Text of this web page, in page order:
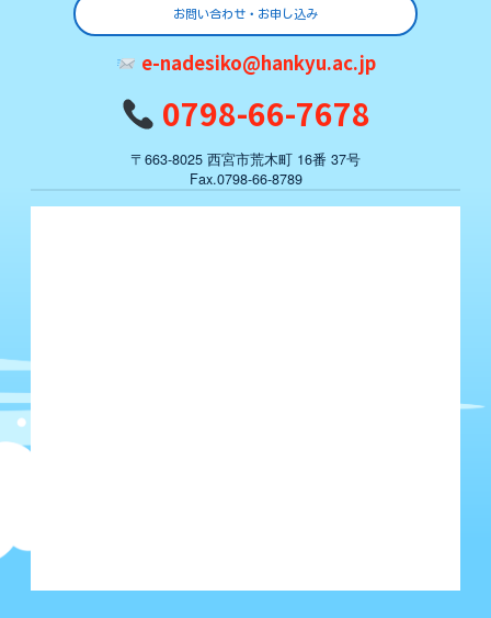
お問い合わせ・お申し込み
e-nadesiko@hankyu.ac.jp
0798-66-7678
〒663-8025 西宮市荒木町 16番 37号
Fax.0798-66-8789